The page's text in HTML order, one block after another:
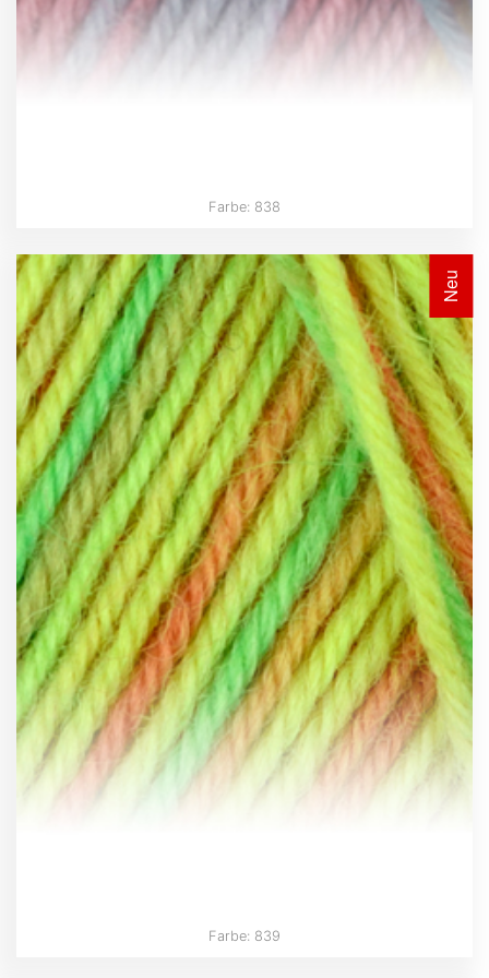
Farbe: 838
Neu
Farbe: 839